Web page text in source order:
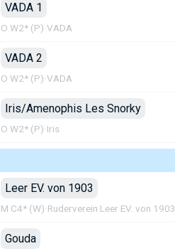
VADA 1
O W2* (P)·VADA
VADA 2
O W2* (P)·VADA
Iris/Amenophis Les Snorky
O W2* (P)·Iris
Leer EV. von 1903
M C4* (W)·Ruderverein Leer EV. von 1903
Gouda